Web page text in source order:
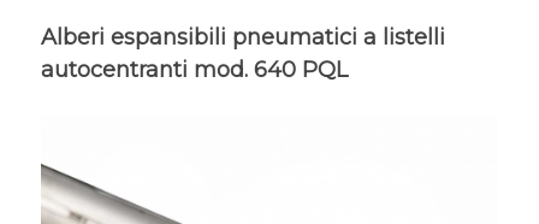
Alberi espansibili pneumatici a listelli
autocentranti mod. 640 PQL